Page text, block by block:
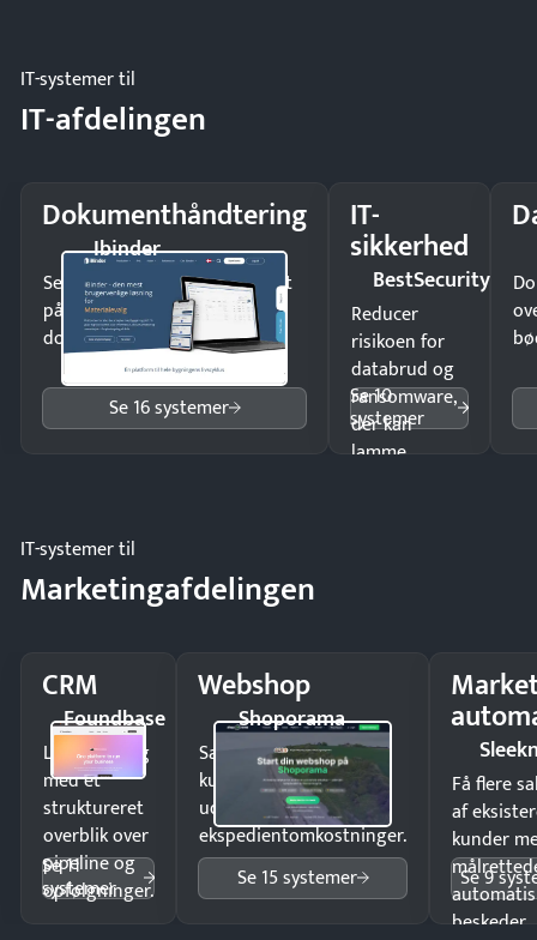
IT-systemer til
IT-afdelingen
Dokumenthåndtering
Ibinder
Send kontrakter til underskrift
på minutter og mist ingen
dokumenter.
Se 16 systemer
IT-
sikkerhed
BestSecurity
Reducer
risikoen for
databrud og
ransomware,
der kan
lamme
Se 10
systemer
IT-systemer til
Marketingafdelingen
CRM
Foundbase
Luk flere salg
med et
struktureret
overblik over
pipeline og
opfølgninger.
Se 11
systemer
Webshop
Shoporama
Sælg produkter 24/7 til
kunder i hele landet
uden
ekspedientomkostninger.
Se 15 systemer
Få flere
af
kunder
beskeder.
Se 9